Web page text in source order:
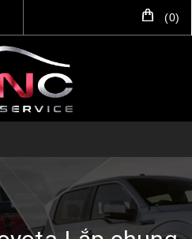
(0)
VỤ SẢN PHẨM